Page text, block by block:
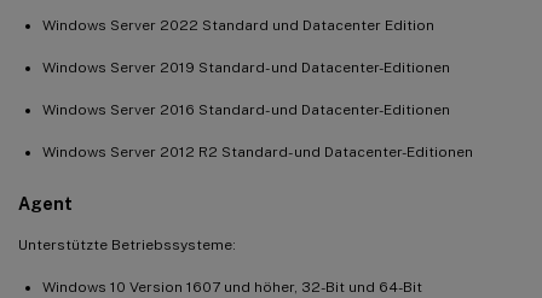
Windows Server 2022 Standard und Datacenter Edition
Windows Server 2019 Standard- und Datacenter-Editionen
Windows Server 2016 Standard- und Datacenter-Editionen
Windows Server 2012 R2 Standard- und Datacenter-Editionen
Agent
Unterstützte Betriebssysteme:
Windows 10 Version 1607 und höher, 32-Bit und 64-Bit